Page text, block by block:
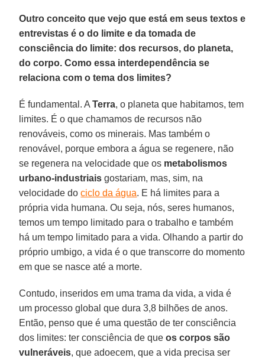
Outro conceito que vejo que está em seus textos e
entrevistas é o do limite e da tomada de
consciência do limite: dos recursos, do planeta,
do corpo. Como essa interdependência se
relaciona com o tema dos limites?
É fundamental. ATerra, o planeta que habitamos, tem
limites. É o que chamamos de recursos não
renováveis, como os minerais. Mas também o
renovável, porque embora a água se regenere, não
se regenera na velocidade que os metabolismos
urbano-industriais gostariam, mas, sim, na
velocidade do ciclo da água. E há limites para a
própria vida humana. Ou seja, nós, seres humanos,
temos um tempo limitado para o trabalho e também
há um tempo limitado para a vida. Olhando a partir do
próprio umbigo, a vida é o que transcorre do momento
em que se nasce até a morte.
Contudo, inseridos em uma trama da vida, a vida é
um processo global que dura 3,8 bilhões de anos.
Então, penso que é uma questão de ter consciência
dos limites: ter consciência de queos corpos são
vulneráveis, que adoecem, que a vida precisa ser